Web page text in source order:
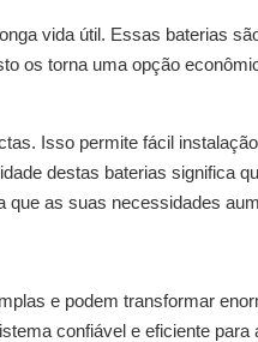
vida útil. Essas baterias
os torna uma opção
Isso permite fácil
destas baterias significa
as suas necessidades
e podem transformar
confiável e eficiente